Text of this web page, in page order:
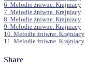
6. Melodie żniwne. Krajniacy
7. Melodie żniwne. Krajniacy
8. Melodie żniwne. Krajniacy
9. Melodie żniwne. Krajniacy
10. Melodie żniwne. Krajniacy
11. Melodie żniwne. Krajniacy
Share